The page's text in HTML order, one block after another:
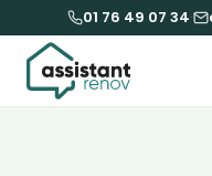
01 76 49 07 34·